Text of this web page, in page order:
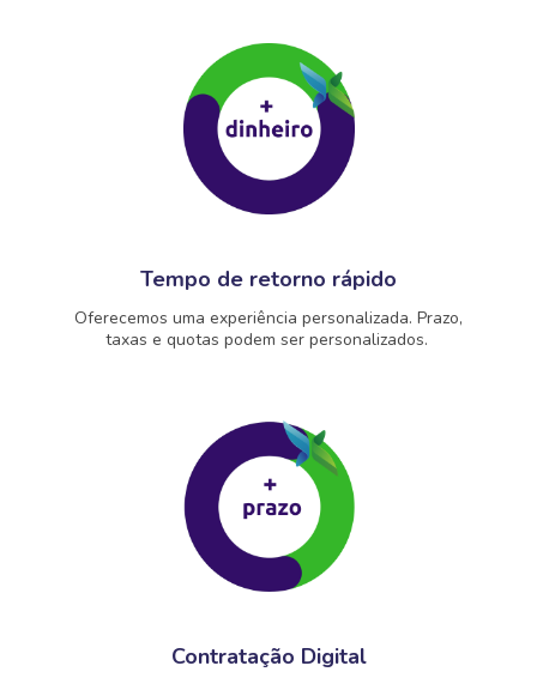
Tempo de retorno rápido
Oferecemos uma experiência personalizada. Prazo,
taxas e quotas podem ser personalizados.
Contratação Digital